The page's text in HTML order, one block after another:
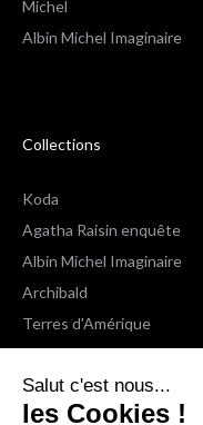
Salut c'est nous...
les Cookies !
Michel
Albin Michel Imaginaire
Collections
Koda
Agatha Raisin enquête
Albin Michel Imaginaire
Archibald
Terres d'Amérique
Espaces Libres Poche
NOX
Wiz